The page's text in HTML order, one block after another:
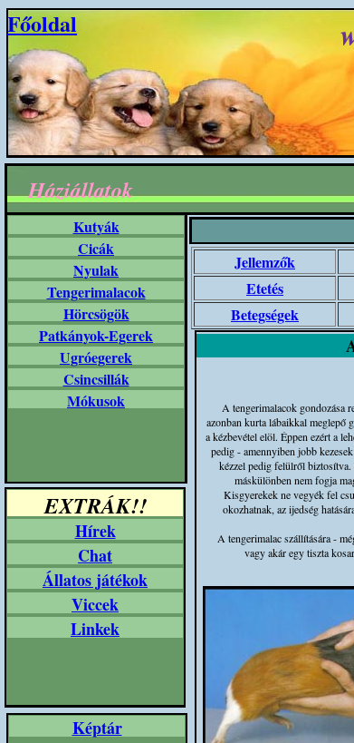
Főoldal
Kutyák
Nyulak
Hörcsögök
Tengerimalacok
Patkányok-Egerek
Ugróegerek
Csincsillák
Mókusok
Háziállatok
EXTRÁK!!
Hírek
Chat
Állatos játékok
Képtár
Cicák
Viccek
Linkek
A tengerimalacok gondozása
azonban kurta lábaikkal meglepő
a kézbevétel elöl. Éppen ezért a
pedig - amennyiben jobb
kézzel pedig felülről biztosítva.
máskülönben nem fogja
Kisgyerekek ne vegyék fel
okozhatnak, az ijedség
A tengerimalac szállítására -
vagy akár egy tiszta
Jellemzők
Etetés
Betegségek